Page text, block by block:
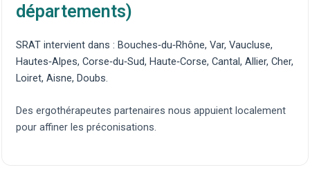
départements)
SRAT intervient dans :Bouches‑du‑Rhône,Var,Vaucluse,
Hautes‑Alpes,Corse‑du‑Sud,Haute‑Corse,Cantal,Allier,Cher,
Loiret,Aisne,Doubs.
Desergothérapeutes partenaires nous appuient localement
pour affiner les préconisations.